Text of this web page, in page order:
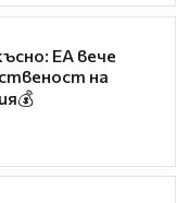
EA вече
на